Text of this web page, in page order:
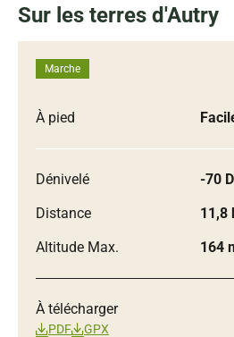
Sur les terres d'Autry
Marche
À pied
Dénivelé
-70
Distance
11,8
Altitude Max.
164
À télécharger
PDF GPX